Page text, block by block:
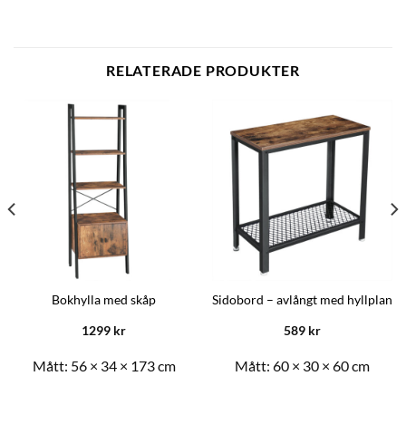
RELATERADE PRODUKTER
Bokhylla med skåp
1299 kr
Mått: 56 × 34 × 173 cm
Sidobord – avlångt med hyllplan
589 kr
Mått: 60 × 30 × 60 cm